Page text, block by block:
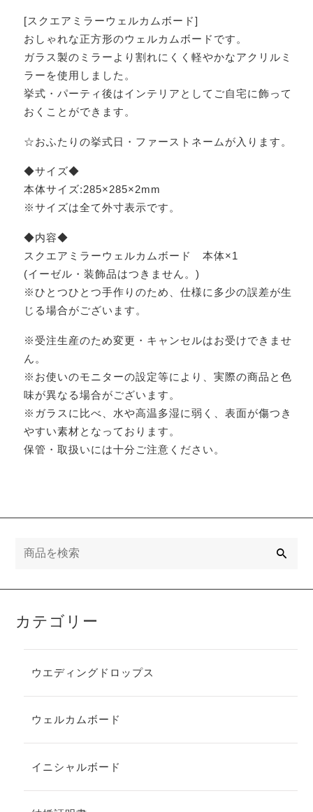
[スクエアミラーウェルカムボード]
おしゃれな正方形のウェルカムボードです。
ガラス製のミラーより割れにくく軽やかなアクリルミ
ラーを使用しました。
挙式・パーティ後はインテリアとしてご自宅に飾って
おくことができます。
☆おふたりの挙式日・ファーストネームが入ります。
◆サイズ◆
本体サイズ:285×285×2mm
※サイズは全て外寸表示です。
◆内容◆
スクエアミラーウェルカムボード 本体×1
(イーゼル・装飾品はつきません。)
※ひとつひとつ手作りのため、仕様に多少の誤差が生
じる場合がございます。
※受注生産のため変更・キャンセルはお受けできませ
ん。
※お使いのモニターの設定等により、実際の商品と色
味が異なる場合がございます。
※ガラスに比べ、水や高温多湿に弱く、表面が傷つき
やすい素材となっております。
保管・取扱いには十分ご注意ください。
カテゴリー
ウエディングドロップス
ウェルカムボード
イニシャルボード